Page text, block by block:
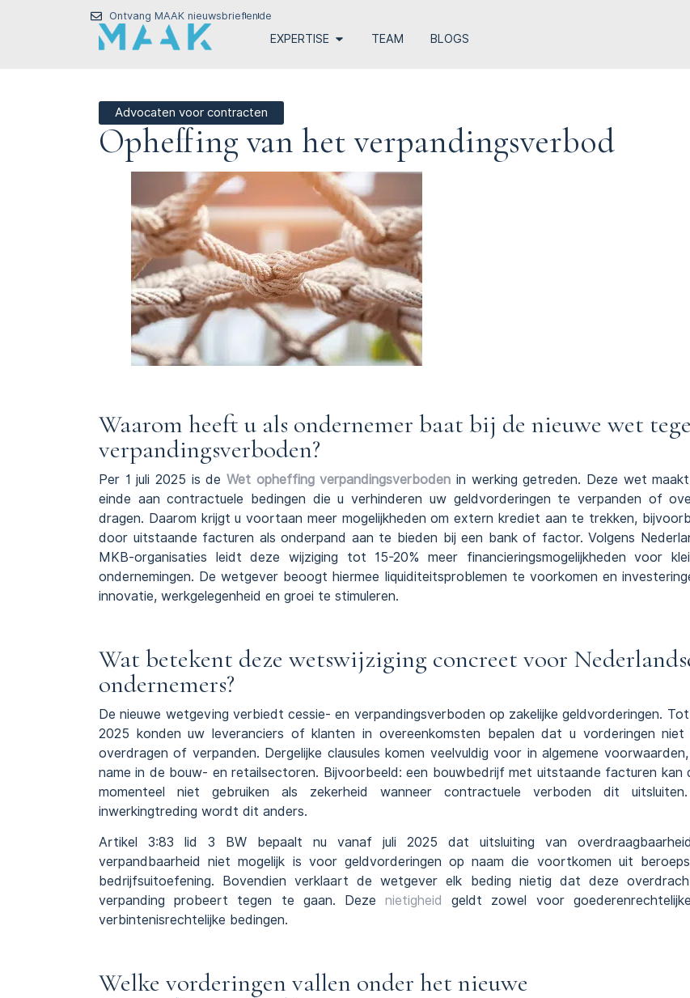
Ontvang MAAK nieuwsbriefende
EXPERTISE TEAM BLOGS
Advocaten voor contracten
Opheffing van het verpandingsverbod
Waarom heeft u als ondernemer baat bij de nieuwe wet
verpandingsverboden?
Per 1 juli 2025 is de Wet opheffing verpandingsverboden in werking getreden. Deze wet
einde aan contractuele bedingen die u verhinderen uw geldvorderingen te verpanden of
dragen. Daarom krijgt u voortaan meer mogelijkheden om extern krediet aan te trekken,
door uitstaande facturen als onderpand aan te bieden bij een bank of factor. Volgens
MKB-organisaties leidt deze wijziging tot 15-20% meer financieringsmogelijkheden voor
ondernemingen. De wetgever beoogt hiermee liquiditeitsproblemen te voorkomen en
innovatie, werkgelegenheid en groei te stimuleren.
Wat betekent deze wetswijziging concreet voor
ondernemers?
De nieuwe wetgeving verbiedt cessie- en verpandingsverboden op zakelijke geldvorderingen. Tot
2025 konden uw leveranciers of klanten in overeenkomsten bepalen dat u vorderingen niet
overdragen of verpanden. Dergelijke clausules komen veelvuldig voor in algemene
name in de bouw- en retailsectoren. Bijvoorbeeld: een bouwbedrijf met uitstaande facturen kan
momenteel niet gebruiken als zekerheid wanneer contractuele verboden dit
inwerkingtreding wordt dit anders.
Artikel 3:83 lid 3 BW bepaalt nu vanaf juli 2025 dat uitsluiting van
verpandbaarheid niet mogelijk is voor geldvorderingen op naam die voortkomen uit
bedrijfsuitoefening. Bovendien verklaart de wetgever elk beding nietig dat deze
verpanding probeert tegen te gaan. Dezenietigheid
geldt zowel voor
verbintenisrechtelijke bedingen.
Welke vorderingen vallen onder het nieuwe